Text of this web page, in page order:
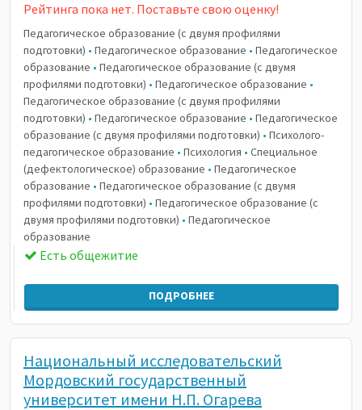
Рейтинга пока нет. Поставьте свою оценку!
Педагогическое образование (с двумя профилями
подготовки) • Педагогическое образование • Педагогическое
образование • Педагогическое образование (с двумя
профилями подготовки) • Педагогическое образование •
Педагогическое образование (с двумя профилями
подготовки) • Педагогическое образование • Педагогическое
образование (с двумя профилями подготовки) • Психолого-
педагогическое образование • Психология • Специальное
(дефектологическое) образование • Педагогическое
образование • Педагогическое образование (с двумя
профилями подготовки) • Педагогическое образование (с
двумя профилями подготовки) • Педагогическое
образование
Есть общежитие
ПОДРОБНЕЕ
Национальный исследовательский
Мордовский государственный
университет имени Н.П. Огарева